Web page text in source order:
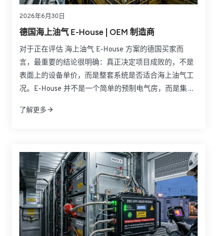
2026年6月30日
德国海上油气 E-House | OEM 制造商
对于正在评估 海上油气 E-House 方案的德国买家而
言，最重要的结论很明确：真正决定项目成败的，不是
表面上的设备单价，而是整套系统是否适合海上油气工
况。E-House 并不是一个简单的预制电气房，而是集成
保护于一体的模块化电力基础设施。面对北海海上平
期运行可靠性。
了解更多